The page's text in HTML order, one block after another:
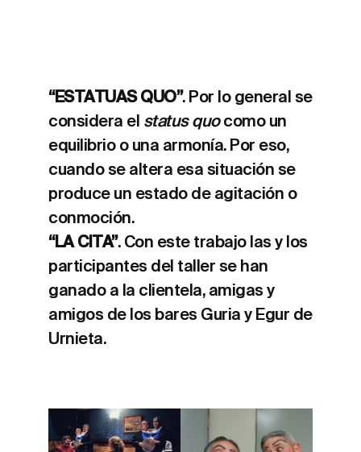
“ESTATUAS QUO”. Por lo general se
considera el status quo como un
equilibrio o una armonía. Por eso,
cuando se altera esa situación se
produce un estado de agitación o
conmoción.
“LA CITA”. Con este trabajo las y los
participantes del taller se han
ganado a la clientela, amigas y
amigos de los bares Guria y Egur de
Urnieta.